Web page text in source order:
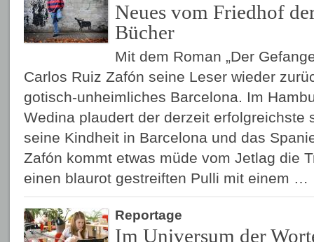
Neues vom Friedhof
Bücher
Mit dem Roman „Der
Carlos Ruiz Zafón seine Leser wieder
gotisch-unheimliches Barcelona. Im
Wedina plaudert der derzeit erfolgreichste
seine Kindheit in Barcelona und das
Zafón kommt etwas müde vom Jetlag die
einen blaurot gestreiften Pulli mit einem …
Reportage
Im Universum der